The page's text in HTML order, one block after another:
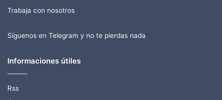
Trabaja con nosotros
Síguenos en Telegram y no te pierdas nada
Informaciones útiles
Rss